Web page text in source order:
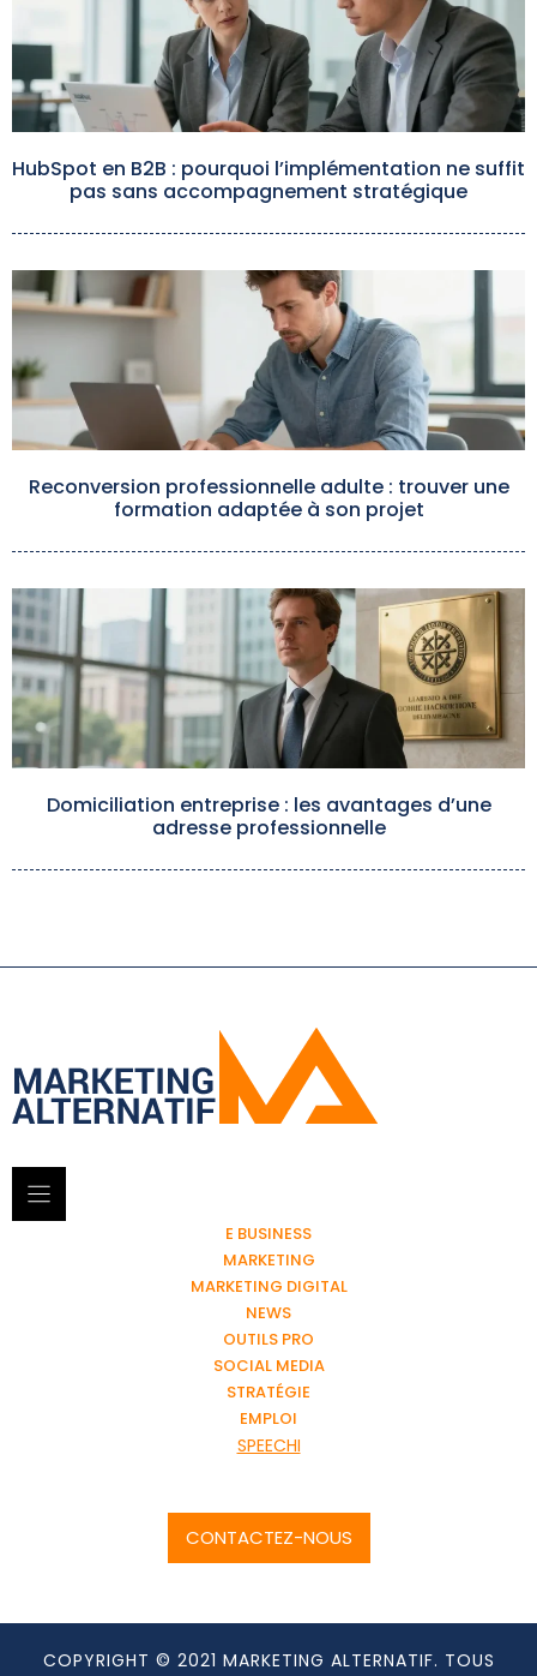
HubSpot en B2B : pourquoi l’implémentation ne suffit
pas sans accompagnement stratégique
Reconversion professionnelle adulte : trouver une
formation adaptée à son projet
Domiciliation entreprise : les avantages d’une
adresse professionnelle
E BUSINESS
MARKETING
MARKETING DIGITAL
NEWS
OUTILS PRO
SOCIAL MEDIA
STRATÉGIE
EMPLOI
SPEECHI
CONTACTEZ-NOUS
COPYRIGHT © 2021 MARKETING ALTERNATIF. TOUS